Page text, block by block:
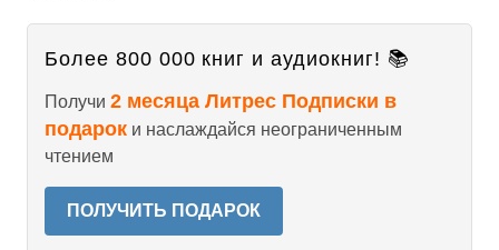
Более 800 000 книг и аудиокниг! 📚
Получи 2 месяца Литрес Подписки в
подарок и наслаждайся неограниченным
чтением
ПОЛУЧИТЬ ПОДАРОК